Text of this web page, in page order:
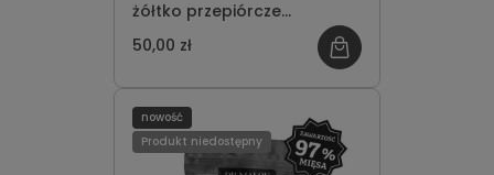
żółtko przepiórcze
przysmak dla psa i kota
100g
50,00 zł
nowość
Produkt niedostępny